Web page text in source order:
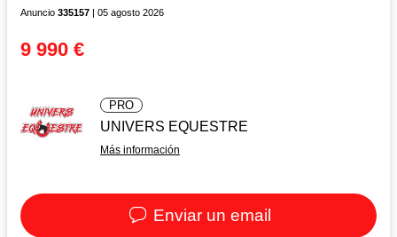
Anuncio 335157 | 05 agosto 2026
9 990 €
PRO
UNIVERS EQUESTRE
Más información
Enviar un email